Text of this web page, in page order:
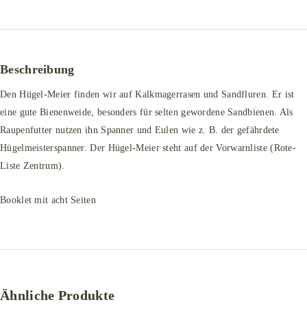
Beschreibung
Den Hügel-Meier finden wir auf Kalkmagerrasen und Sandfluren. Er ist
eine gute Bienenweide, besonders für selten gewordene Sandbienen. Als
Raupenfutter nutzen ihn Spanner und Eulen wie z. B. der gefährdete
Hügelmeisterspanner.Der Hügel-Meier steht auf der Vorwarnliste (Rote-
Liste Zentrum).
Booklet mit acht Seiten
Ähnliche Produkte